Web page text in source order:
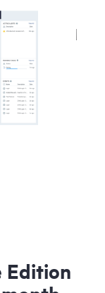
Edition